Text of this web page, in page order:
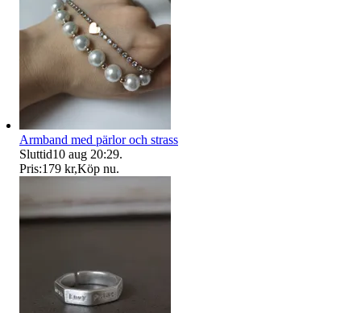
Armband med pärlor och strass
Sluttid10 aug 20:29.
Pris:179 kr,Köp nu.